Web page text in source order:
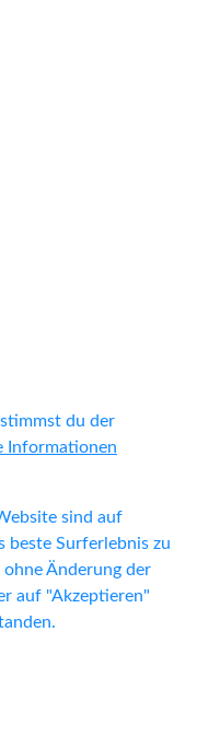
du der
Informationen
sind auf
beste Surferlebnis zu
Änderung der
auf "Akzeptieren"